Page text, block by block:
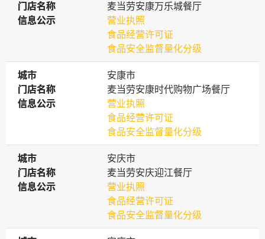
门店名称
门店名称
麦当劳安康万乐城餐厅
信息公示
信息公示
营业执照
食品经营许可证
食品安全监督量化分级
城市
城市
安康市
门店名称
门店名称
麦当劳安康时代购物广场餐厅
信息公示
信息公示
营业执照
食品经营许可证
食品安全监督量化分级
城市
城市
安庆市
门店名称
门店名称
麦当劳安庆迎江餐厅
信息公示
信息公示
营业执照
食品经营许可证
食品安全监督量化分级